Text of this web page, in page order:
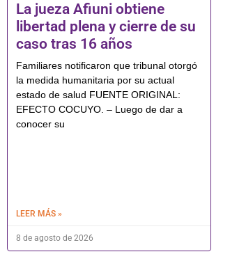
La jueza Afiuni obtiene
libertad plena y cierre de su
caso tras 16 años
Familiares notificaron que tribunal otorgó
la medida humanitaria por su actual
estado de salud FUENTE ORIGINAL:
EFECTO COCUYO. – Luego de dar a
conocer su
LEER MÁS »
8 de agosto de 2026